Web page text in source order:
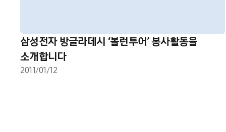
삼성전자 방글라데시 ‘볼런투어’ 봉사활동을
소개합니다
2011/01/12